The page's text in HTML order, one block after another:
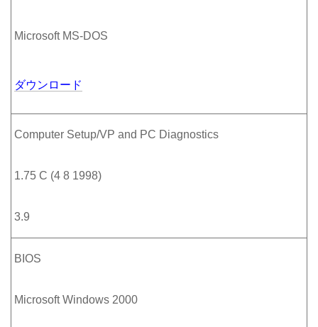
Microsoft MS-DOS
ダウンロード
Computer Setup/VP and PC Diagnostics
1.75 C (4 8 1998)
3.9
BIOS
Microsoft Windows 2000